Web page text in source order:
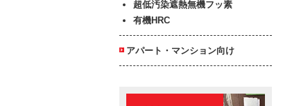
超低汚染遮熱無機フッ素
有機HRC
アパート・マンション向け